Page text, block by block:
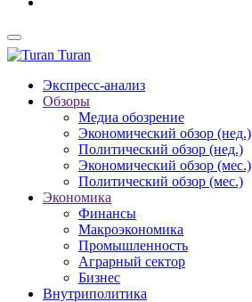
Turan
Экспресс-анализ
Обзоры
Медиа обозрение
Экономический обзор (нед.)
Политический обзор (нед.)
Экономический обзор (мес.)
Политический обзор (мес.)
Экономика
Финансы
Макроэкономика
Промышленность
Аграрный сектор
Бизнес
Внутриполитика